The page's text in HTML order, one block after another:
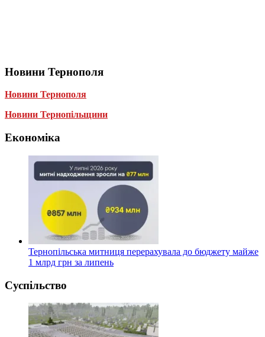
Новини Тернополя
Новини Тернополя
Новини Тернопільщини
Економіка
Тернопільська митниця перерахувала до бюджету майже
1 млрд грн за липень
Суспільство